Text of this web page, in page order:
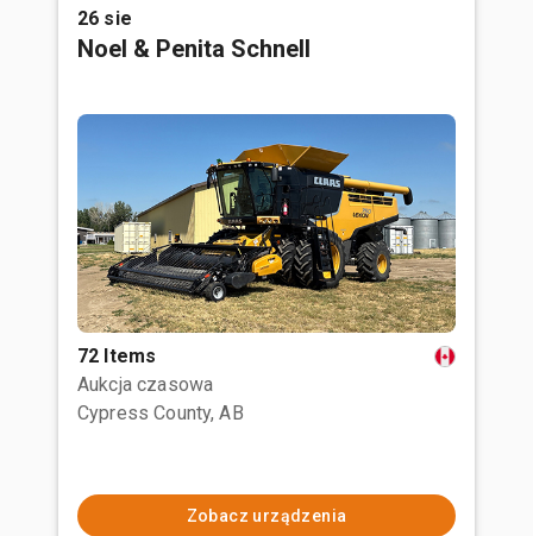
26 sie
Noel & Penita Schnell
72 Items
Aukcja czasowa
Cypress County, AB
Zobacz urządzenia